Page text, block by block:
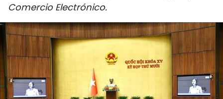
INTERNACIONAL
DEPORTES
VIAJES
PUENTE DE AMISTAD
Comercio Electrónico.